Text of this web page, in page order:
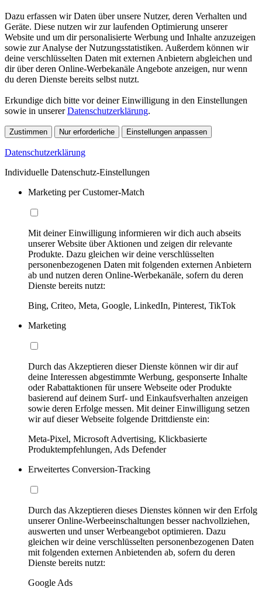
Dazu erfassen wir Daten über unsere Nutzer, deren Verhalten und
Geräte. Diese nutzen wir zur laufenden Optimierung unserer
Website und um dir personalisierte Werbung und Inhalte anzuzeigen
sowie zur Analyse der Nutzungsstatistiken. Außerdem können wir
deine verschlüsselten Daten mit externen Anbietern abgleichen und
dir über deren Online-Werbekanäle Angebote anzeigen, nur wenn
du deren Dienste bereits selbst nutzt.
Erkundige dich bitte vor deiner Einwilligung in den Einstellungen
sowie in unsererDatenschutzerklärung.
Zustimmen Nur erforderliche Einstellungen anpassen
Datenschutzerklärung
Individuelle Datenschutz-Einstellungen
Marketing per Customer-Match
Mit deiner Einwilligung informieren wir dich auch abseits
unserer Website über Aktionen und zeigen dir relevante
Produkte. Dazu gleichen wir deine verschlüsselten
personenbezogenen Daten mit folgenden externen Anbietern
ab und nutzen deren Online-Werbekanäle, sofern du deren
Dienste bereits nutzt:
Bing, Criteo, Meta, Google, LinkedIn, Pinterest, TikTok
Marketing
Durch das Akzeptieren dieser Dienste können wir dir auf
deine Interessen abgestimmte Werbung, gesponserte Inhalte
oder Rabattaktionen für unsere Webseite oder Produkte
basierend auf deinem Surf- und Einkaufsverhalten anzeigen
sowie deren Erfolge messen. Mit deiner Einwilligung setzen
wir auf dieser Webseite folgende Drittdienste ein:
Meta-Pixel, Microsoft Advertising, Klickbasierte
Produktempfehlungen, Ads Defender
Erweitertes Conversion-Tracking
Durch das Akzeptieren dieses Dienstes können wir den Erfolg
unserer Online-Werbeeinschaltungen besser nachvollziehen,
auswerten und unser Werbeangebot optimieren. Dazu
gleichen wir deine verschlüsselten personenbezogenen Daten
mit folgenden externen Anbietenden ab, sofern du deren
Dienste bereits nutzt:
Google Ads